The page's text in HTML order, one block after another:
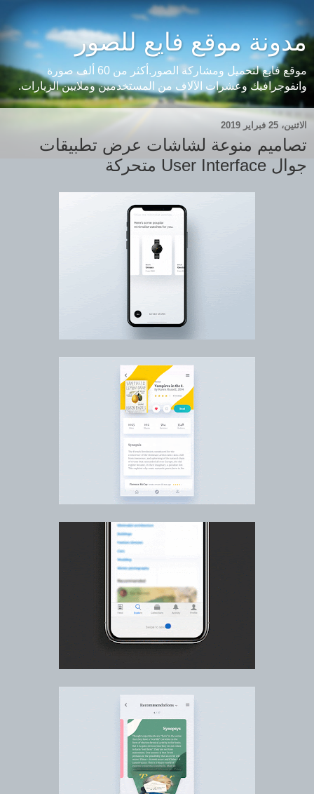
مدونة موقع فايع للصور
موقع فايع لتحميل ومشاركة الصور.أكثر من 60 ألف صورة
وانفوجرافيك وعشرات الآلاف من المستخدمين وملايين الزيارات.
الاثنين، 25 فبراير 2019
تصاميم منوعة لشاشات عرض تطبيقات
جوال User Interface متحركة